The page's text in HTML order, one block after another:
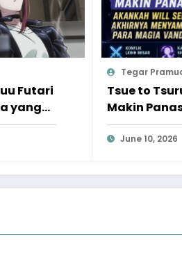
Futari
yang
Tegar
Tsue to
Makin
Akhirnya
Vander?
June 10, 2026